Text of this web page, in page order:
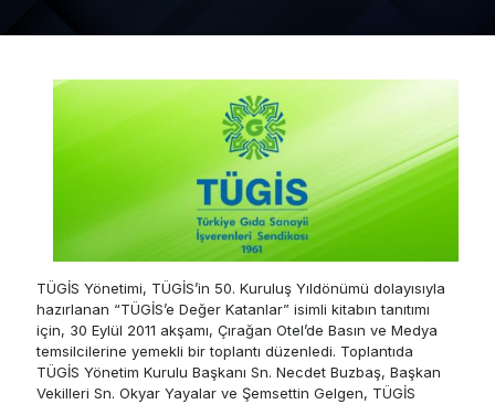
TÜGİS Yönetimi, TÜGİS’in 50. Kuruluş Yıldönümü dolayısıyla
hazırlanan “TÜGİS’e Değer Katanlar” isimli kitabın tanıtımı
için, 30 Eylül 2011 akşamı, Çırağan Otel’de Basın ve Medya
temsilcilerine yemekli bir toplantı düzenledi. Toplantıda
TÜGİS Yönetim Kurulu Başkanı Sn. Necdet Buzbaş, Başkan
Vekilleri Sn. Okyar Yayalar ve Şemsettin Gelgen, TÜGİS